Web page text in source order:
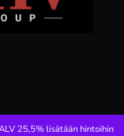
25,5% lisätään hintoihin